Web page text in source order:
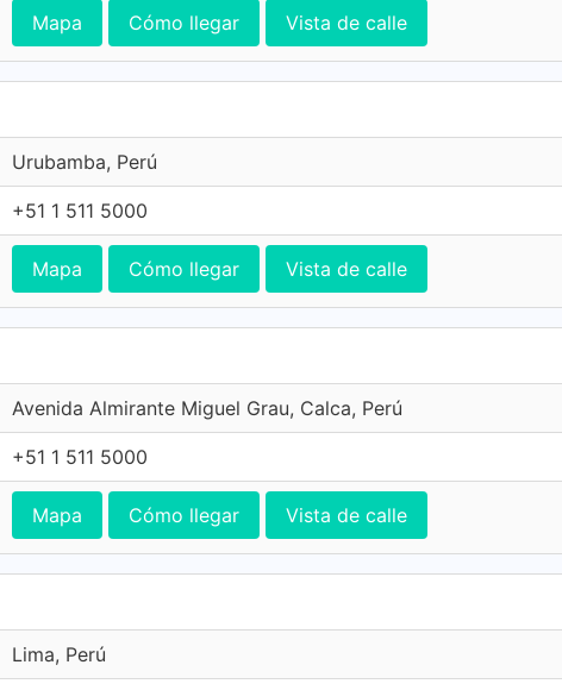
Mapa Cómo llegar Vista de calle
Urubamba, Perú
+51 1 511 5000
Mapa Cómo llegar Vista de calle
Avenida Almirante Miguel Grau, Calca, Perú
+51 1 511 5000
Mapa Cómo llegar Vista de calle
Lima, Perú